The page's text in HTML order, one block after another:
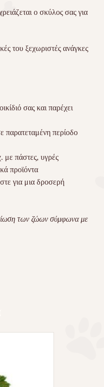
ο σκύλος σας για
του ξεχωριστές ανάγκες
σας και παρέχει
περίοδο
με πάστες, υγρές
προϊόντα
για μια δροσερή
των ζώων σύμφωνα με